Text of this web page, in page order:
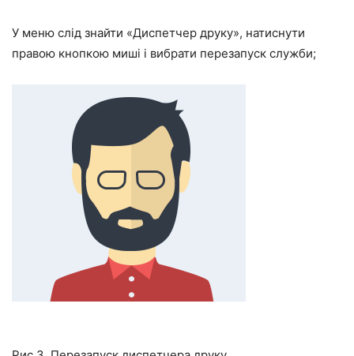
У меню слід знайти «Диспетчер друку», натиснути
правою кнопкою миші і вибрати перезапуск служби;